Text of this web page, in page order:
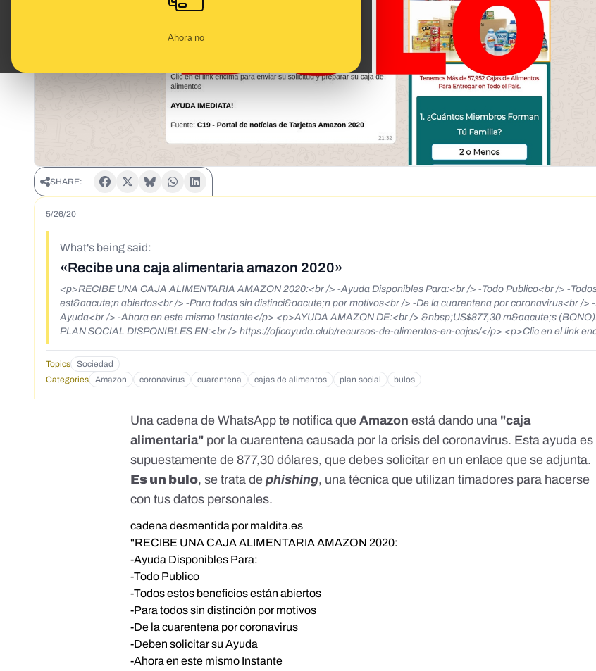
Ahora no
SHARE:
5/26/20
What's being said:
«Recibe una caja alimentaria amazon 2020»
<p>RECIBE UNA CAJA ALIMENTARIA AMAZON 2020:<br /> -Ayuda Disponibles Para:<br /> -Todo Publico<br /> -
est&aacute;n abiertos<br /> -Para todos sin distinci&oacute;n por motivos<br /> -De la cuarentena por coronavirus<br />
Ayuda<br /> -Ahora en este mismo Instante</p> <p>AYUDA AMAZON DE:<br /> &nbsp;US$877,30 m&aacute;s (BONO).</p> <p>AYUDA
PLAN SOCIAL DISPONIBLES EN:<br /> https://oficayuda.club/recursos-de-alimentos-en-cajas/</p> <p>Clic en el link encima para enviar
2020</p>
Topics Sociedad
Categories
Amazon coronavirus cuarentena cajas de alimentos plan social bulos
Una cadena de WhatsApp te notifica queAmazon está dando una "caja
alimentaria" por la cuarentena causada por la crisis del coronavirus. Esta ayuda es
supuestamente de 877,30 dólares, que debes solicitar en un enlace que se adjunta.
Es un bulo, se trata dephishing, una técnica que utilizan timadores para hacerse
con tus datos personales.
cadena desmentida por maldita.es
"RECIBE UNA CAJA ALIMENTARIA AMAZON 2020:
-Ayuda Disponibles Para:
-Todo Publico
-Todos estos beneficios están abiertos
-Para todos sin distinción por motivos
-De la cuarentena por coronavirus
-Deben solicitar su Ayuda
-Ahora en este mismo Instante